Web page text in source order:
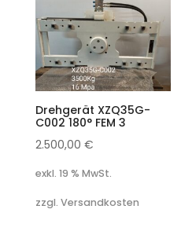
Drehgerät XZQ35G-
C002 180° FEM 3
2.500,00 €
exkl. 19 % MwSt.
zzgl. Versandkosten